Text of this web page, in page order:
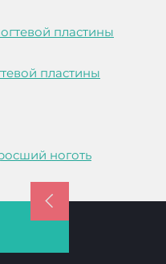
пластины
пластины
ноготь